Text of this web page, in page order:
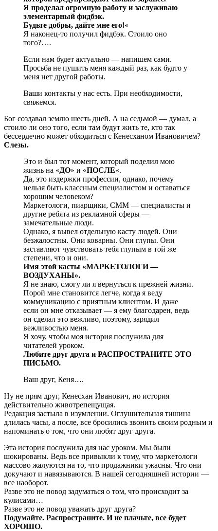
Я проделал огромную работу и заслуживаю
элементарный фидбэк.
Будьте добры, дайте мне его!«
Я наконец-то получил фидбэк. Стоило оно
того?….
Если нам будет актуально — напишем сами.
Просьба не пушить меня каждый раз, как будто у
меня нет другой работы.
Ваши контакты у нас есть. При необходимости,
свяжемся.
Бог создавал землю шесть дней. А на седьмой — думал, а
стоило ли оно того, если там будут жить те, кто так
бессердечно может обходиться с Кенесханом Ивановичем?
Слезы.
Это и был тот момент, который поделил мою
жизнь на «ДО» и «ПОСЛЕ«.
Да, это издержки профессии, однако, почему
нельзя быть классным специалистом и оставаться
хорошим человеком?
Маркетологи, пиарщики, СММ — специалисты и
другие ребята из рекламной сферы —
замечательные люди.
Однако, я вывел отдельную касту людей. Они
безжалостны. Они коварны. Они глупы. Они
заставляют чувствовать тебя глупым в той же
степени, что и они.
Имя этой касты «МАРКЕТОЛОГИ —
ВОЗДУХАНЫ».
Я не знаю, смогу ли я вернуться к прежней жизни.
Порой мне становится легче, когда я веду
коммуникацию с приятным клиентом. И даже
если он мне отказывает — я ему благодарен, ведь
он сделал это вежливо, поэтому, зарядил
вежливостью меня.
Я хочу, чтобы моя история послужила для
читателей уроком.
Любите друг друга и РАСПРОСТРАНИТЕ ЭТО
ПИСЬМО.
Ваш друг, Кеня….
Ну не прям друг, Кенесхан Иванович, но история
действительно животрепещущая.
Редакция застыла в изумлении. Оглушительная тишина
длилась часы, а после, все бросились звонить своим родным и
напоминать о том, что они любят друг друга.
Эта история послужила для нас уроком. Мы были
шокированы. Ведь все привыкли к тому, что маркетологи
массово жалуются на то, что продажники ужасны. Что они
докучают и навязываются. В нашей сегодняшней истории —
все наоборот.
Разве это не повод задуматься о том, что происходит за
кулисами…
Разве это не повод уважать друг друга?
Подумайте. Распространите. И не плачьте, все будет
ХОРОШО.